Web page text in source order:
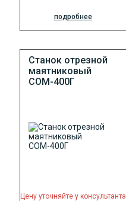
подробнее
Станок отрезной
маятниковый
СОМ-400Г
Цену уточняйте у консультанта